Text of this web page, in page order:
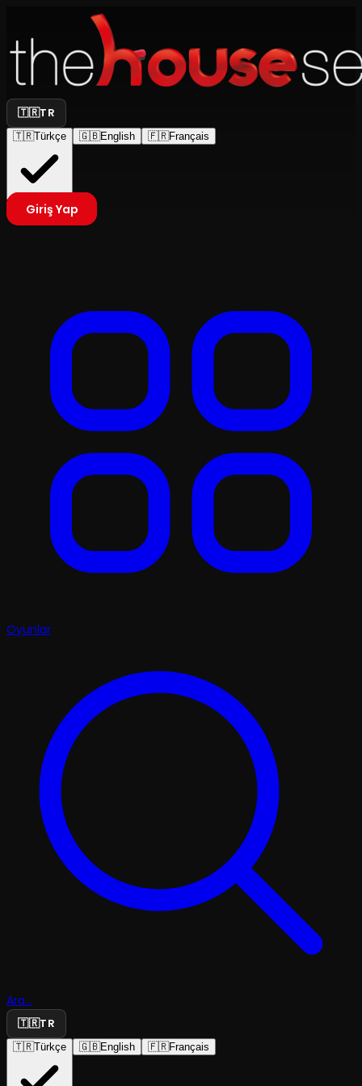
🇹🇷TR
🇹🇷Türkçe 🇬🇧English 🇫🇷Français
Giriş Yap
Oyunlar
Ara...
🇹🇷TR
🇹🇷Türkçe 🇬🇧English 🇫🇷Français